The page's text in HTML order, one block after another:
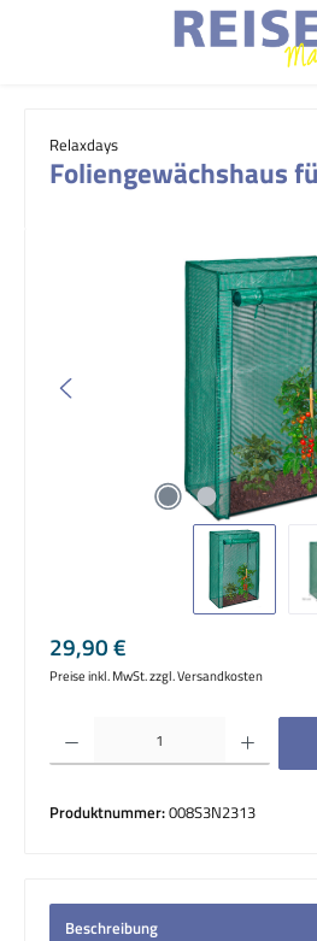
Relaxdays
Foliengewächshaus
Bildergalerie überspringen
Regulärer Preis:
29,90 €
Preise inkl. MwSt. zzgl. Versandkosten
Produkt Anzahl: Gib den gewünschten Wert
Produktnummer:008S3N2313
Beschreibung